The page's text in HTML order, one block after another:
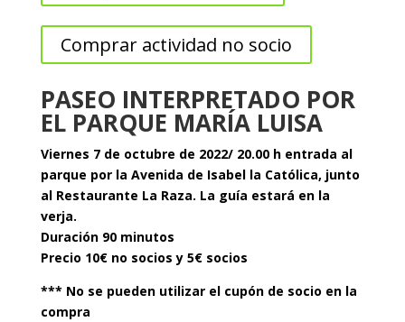
Comprar actividad no socio
PASEO INTERPRETADO POR
EL PARQUE MARÍA LUISA
Viernes 7 de octubre de 2022/ 20.00 h entrada al
parque por la Avenida de Isabel la Católica, junto
al Restaurante La Raza. La guía estará en la
verja.
Duración 90 minutos
Precio 10€ no socios y 5€ socios
*** No se pueden utilizar el cupón de socio en la
compra